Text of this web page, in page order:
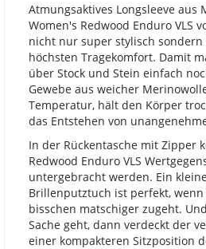
Atmungsaktives Longsleeve aus
Women's Redwood Enduro VLS
nicht nur super stylisch
höchsten Tragekomfort. Damit
über Stock und Stein einfach
Gewebe aus weicher
Temperatur, hält den Körper
das Entstehen von
In der Rückentasche mit Zipper
Redwood Enduro VLS
untergebracht werden. Ein
Brillenputztuch ist perfekt,
bisschen matschiger zugeht.
Sache geht, dann verdeckt der
einer kompakteren Sitzposition